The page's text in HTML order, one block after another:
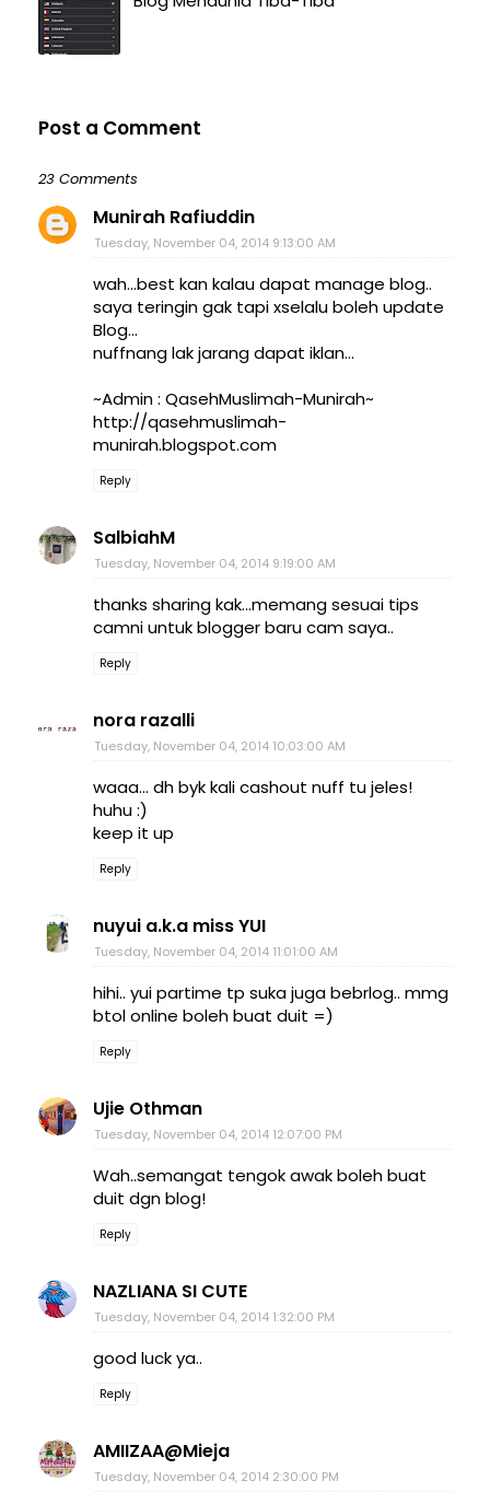
Post a Comment
23 Comments
Munirah Rafiuddin
Tuesday, November 04, 2014 9:13:00 AM
wah...best kan kalau dapat manage blog..
saya teringin gak tapi xselalu boleh update
Blog...
nuffnang lak jarang dapat iklan...
~Admin : QasehMuslimah-Munirah~
http://qasehmuslimah-
munirah.blogspot.com
Reply
SalbiahM
Tuesday, November 04, 2014 9:19:00 AM
thanks sharing kak...memang sesuai tips
camni untuk blogger baru cam saya..
Reply
nora razalli
Tuesday, November 04, 2014 10:03:00 AM
waaa... dh byk kali cashout nuff tu jeles!
huhu :)
keep it up
Reply
nuyui a.k.a miss YUI
Tuesday, November 04, 2014 11:01:00 AM
hihi.. yui partime tp suka juga bebrlog.. mmg
btol online boleh buat duit =)
Reply
Ujie Othman
Tuesday, November 04, 2014 12:07:00 PM
Wah..semangat tengok awak boleh buat
duit dgn blog!
Reply
NAZLIANA SI CUTE
Tuesday, November 04, 2014 1:32:00 PM
good luck ya..
Reply
AMIIZAA@Mieja
Tuesday, November 04, 2014 2:30:00 PM